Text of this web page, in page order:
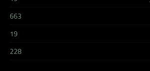
663
19
228